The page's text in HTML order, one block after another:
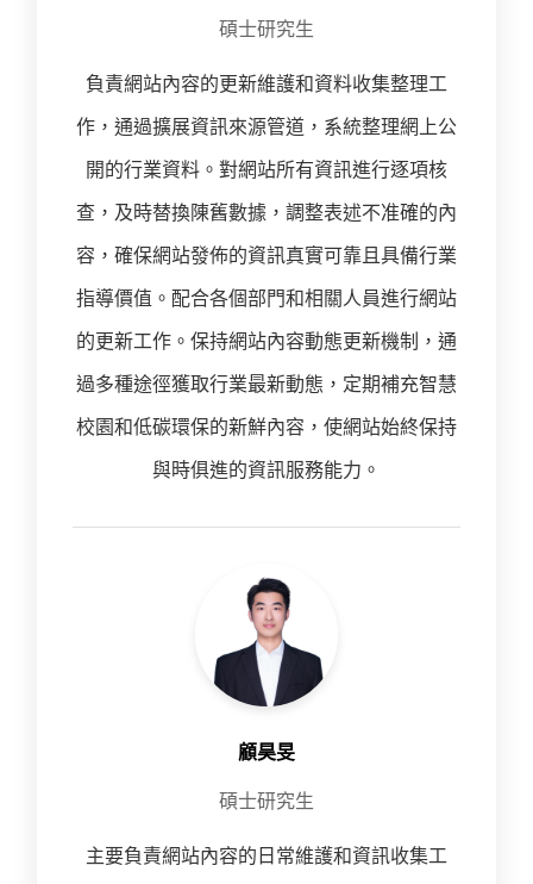
碩士研究生
負責網站內容的更新維護和資料收集整理工
作，通過擴展資訊來源管道，系統整理網上公
開的行業資料。對網站所有資訊進行逐項核
查，及時替換陳舊數據，調整表述不准確的內
容，確保網站發佈的資訊真實可靠且具備行業
指導價值。配合各個部門和相關人員進行網站
的更新工作。保持網站內容動態更新機制，通
過多種途徑獲取行業最新動態，定期補充智慧
校園和低碳環保的新鮮內容，使網站始終保持
與時俱進的資訊服務能力。
顧昊旻
碩士研究生
主要負責網站內容的日常維護和資訊收集工